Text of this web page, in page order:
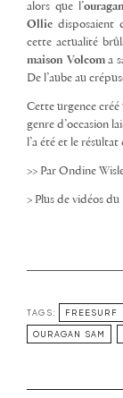
alors que l’ouragan
Ollie disposaient
cette actualité
maison Volcoma
De l’aube au
Cette urgence créé
genre d’occasion
l’a été et le
>> Par Ondine
> Plus de vidéos
TAGS: FREESURF
OURAGAN SAM